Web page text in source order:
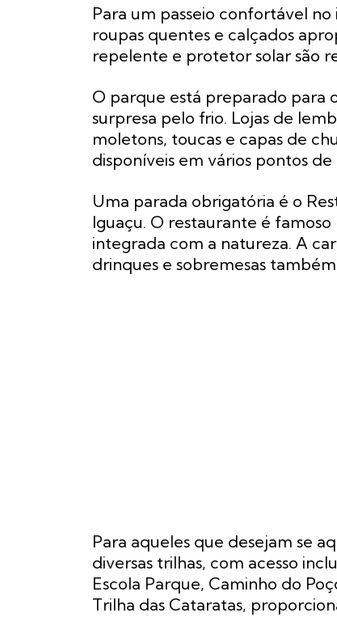
Para um passeio confortável
roupas quentes e calçados
repelente e protetor solar são
O parque está preparado para
surpresa pelo frio. Lojas de
moletons, toucas e capas de
disponíveis em vários pontos
Uma parada obrigatória é o
Iguaçu. O restaurante é
integrada com a natureza. A
drinques e sobremesas
Para aqueles que desejam se
diversas trilhas, com acesso
Escola Parque, Caminho do
Trilha das Cataratas,